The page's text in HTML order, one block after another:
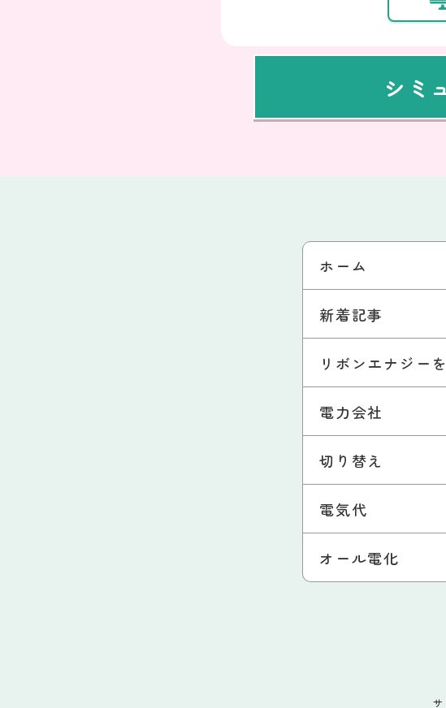
シミ
ホーム
新着記事
リボンエナジー
電力会社
切り替え
電気代
オール電化
サ